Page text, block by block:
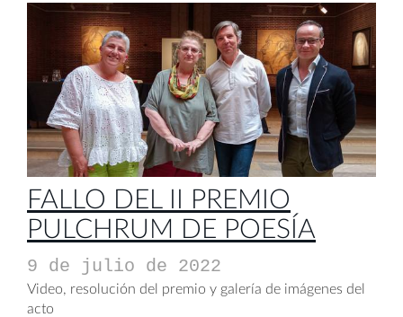
FALLO DEL II PREMIO
PULCHRUM DE POESÍA
9 de julio de 2022
Video, resolución del premio y galería de imágenes del
acto